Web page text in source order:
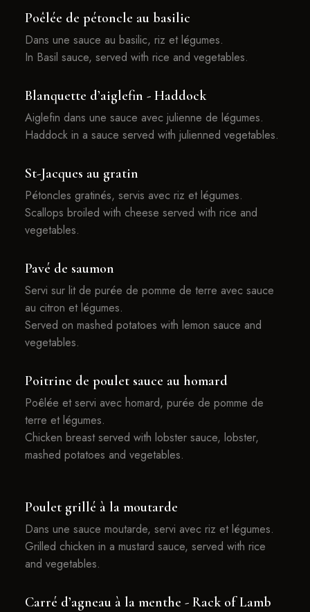
Poêlée de pétoncle au basilic
Dans une sauce au basilic, riz et légumes.
In Basil sauce, served with rice and vegetables.
Blanquette d’aiglefin - Haddock
Aiglefin dans une sauce avec julienne de légumes.
Haddock in a sauce served with julienned vegetables.
St-Jacques au gratin
Pétoncles gratinés, servis avec riz et légumes.
Scallops broiled with cheese served with rice and
vegetables.
Pavé de saumon
Servi sur lit de purée de pomme de terre avec sauce
au citron et légumes.
Served on mashed potatoes with lemon sauce and
vegetables.
Poitrine de poulet sauce au homard
Poêlée et servi avec homard, purée de pomme de
terre et légumes.
Chicken breast served with lobster sauce, lobster,
mashed potatoes and vegetables.
Poulet grillé à la moutarde
Dans une sauce moutarde, servi avec riz et légumes.
Grilled chicken in a mustard sauce, served with rice
and vegetables.
Carré d’agneau à la menthe - Rack of Lamb